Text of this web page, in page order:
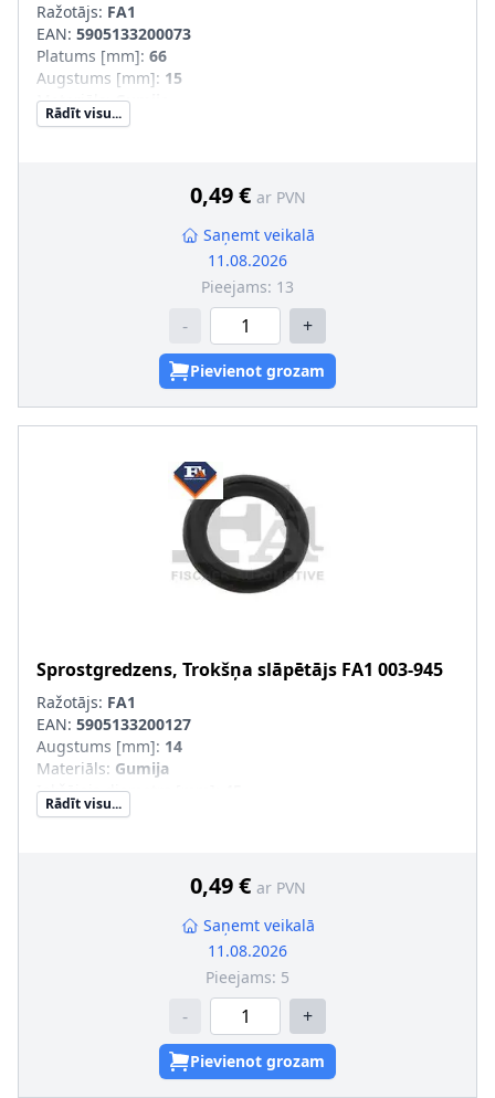
Ražotājs: FA1
EAN: 5905133200073
Platums [mm]: 66
Augstums [mm]: 15
Materiāls:Gumija
Iekšējais diametrs [mm]
Rādīt visu...
0,49 € ar PVN
Saņemt veikalā
11.08.2026
Pieejams: 13
- +
Pievienot grozam
Sprostgredzens, Trokšņa slāpētājs FA1 003-945
Ražotājs: FA1
EAN: 5905133200127
Augstums [mm]: 14
Materiāls: Gumija
Iekšējais diametrs [mm]
Ārējais diametrs [mm]
Rādīt visu...
0,49 € ar PVN
Saņemt veikalā
11.08.2026
Pieejams: 5
- +
Pievienot grozam